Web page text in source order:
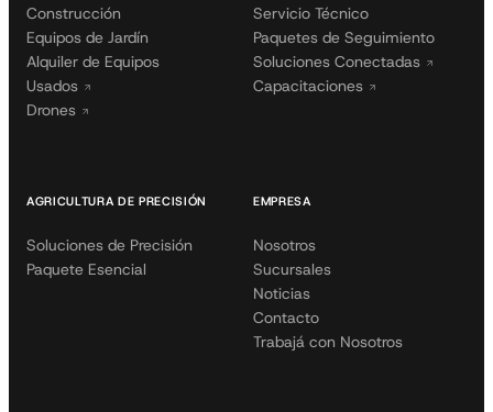
Construcción
Equipos de Jardín
Alquiler de Equipos
Usados
Drones
Servicio Técnico
Paquetes de Seguimiento
Soluciones Conectadas
Capacitaciones
AGRICULTURA DE PRECISIÓN
Soluciones de Precisión
Paquete Esencial
EMPRESA
Nosotros
Sucursales
Noticias
Contacto
Trabajá con Nosotros